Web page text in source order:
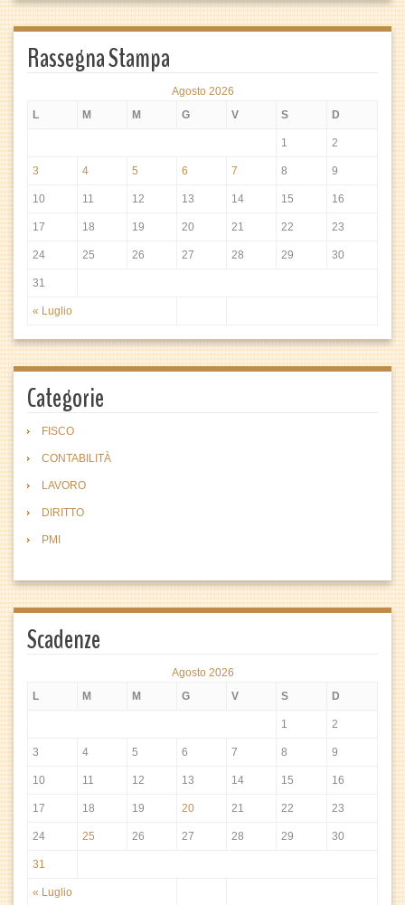
Rassegna Stampa
Agosto 2026
L
M M G V S D
« Luglio
1 2
3 4 5 6 7 8 9
10 11 12 13 14 15 16
17 18 19 20 21 22 23
24 25 26 27 28 29 30
31
Categorie
FISCO
CONTABILITÀ
LAVORO
DIRITTO
PMI
Scadenze
Agosto 2026
L
M M G V S D
« Luglio
1 2
3 4 5 6 7 8 9
10 11 12 13 14 15 16
17 18 19 20 21 22 23
24 25 26 27 28 29 30
31